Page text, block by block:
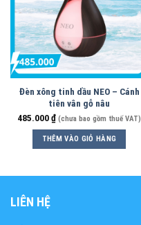
Đèn xông tinh dầu NEO – Cánh
tiên vân gỗ nâu
485.000₫ (chưa bao gồm thuế VAT)
THÊM VÀO GIỎ HÀNG
LIÊN HỆ